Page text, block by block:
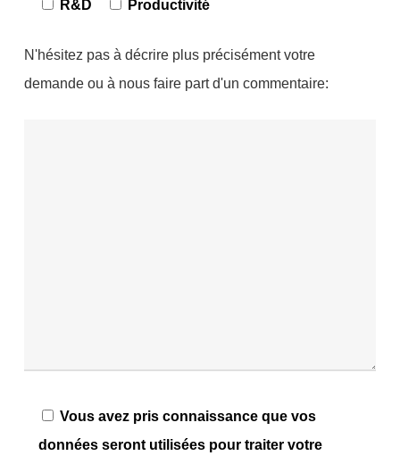
R&D Productivité
N'hésitez pas à décrire plus précisément votre
demande ou à nous faire part d'un commentaire:
Vous avez pris connaissance que vos
données seront utilisées pour traiter votre